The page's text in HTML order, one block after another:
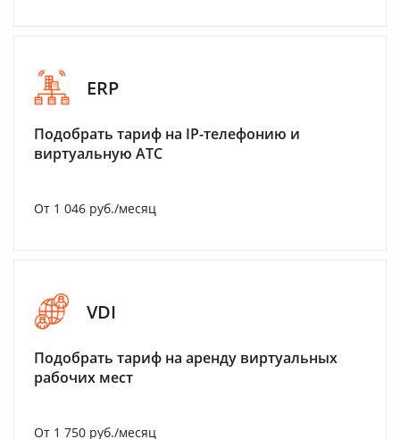
ERP
Подобрать тариф на IP-телефонию и
виртуальную АТС
От 1 046 руб./месяц
VDI
Подобрать тариф на аренду виртуальных
рабочих мест
От 1 750 руб./месяц